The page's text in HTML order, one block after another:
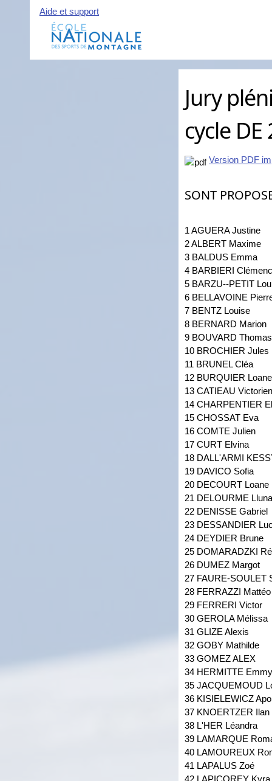
Aide et support
Jury
cycle DE
Version PDF
SONT
1 AGUERA Justine
2 ALBERT Maxime
3 BALDUS Emma
4 BARBIERI
5 BARZU--PETIT
6 BELLAVOINE
7 BENTZ Louise
8 BERNARD Marion
9 BOUVARD Thomas
10 BROCHIER Jules
11 BRUNEL Cléa
12 BURQUIER Loane
13 CATIEAU Victorien
14 CHARPENTIER
15 CHOSSAT Eva
16 COMTE Julien
17 CURT Elvina
18 DALL'ARMI
19 DAVICO Sofia
20 DECOURT Loane
21 DELOURME Lluna
22 DENISSE Gabriel
23 DESSANDIER
24 DEYDIER Brune
25 DOMARADZKI
26 DUMEZ Margot
27 FAURE-SOULET
28 FERRAZZI Mattéo
29 FERRERI Victor
30 GEROLA Mélissa
31 GLIZE Alexis
32 GOBY Mathilde
33 GOMEZ ALEX
34 HERMITTE Emmy
35 JACQUEMOUD
36 KISIELEWICZ
37 KNOERTZER Ilan
38 L'HER Léandra
39 LAMARQUE
40 LAMOUREUX
41 LAPALUS Zoé
42 LAPICOREY Kyra